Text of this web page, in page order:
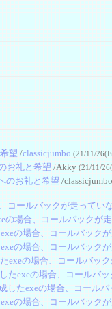
望 /classicjumbo (21/11/
お礼と希望 /Akky (21/11/
のお礼と希望 /classicjumbo
コールバックが走ってい
の場合、コールバックが
の場合、コールバック
の場合、コールバック
exeの場合、コールバッ
たexeの場合、コールバ
したexeの場合、コール
の場合、コールバック